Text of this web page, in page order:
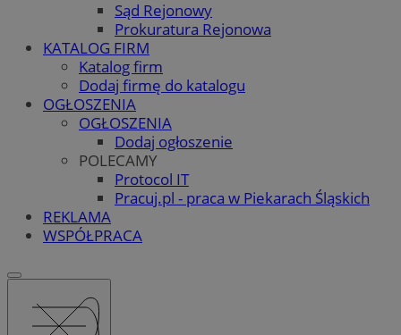
Sąd Rejonowy
Prokuratura Rejonowa
KATALOG FIRM
Katalog firm
Dodaj firmę do katalogu
OGŁOSZENIA
OGŁOSZENIA
Dodaj ogłoszenie
POLECAMY
Protocol IT
Pracuj.pl - praca w Piekarach Śląskich
REKLAMA
WSPÓŁPRACA